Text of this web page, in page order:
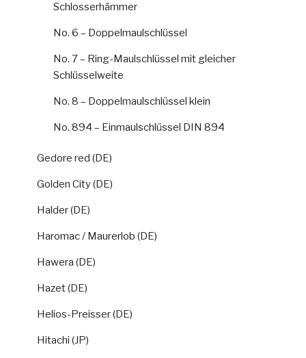
Schlosserhämmer
No. 6 – Doppelmaulschlüssel
No. 7 – Ring-Maulschlüssel mit gleicher
Schlüsselweite
No. 8 – Doppelmaulschlüssel klein
No. 894 – Einmaulschlüssel DIN 894
Gedore red (DE)
Golden City (DE)
Halder (DE)
Haromac / Maurerlob (DE)
Hawera (DE)
Hazet (DE)
Helios-Preisser (DE)
Hitachi (JP)